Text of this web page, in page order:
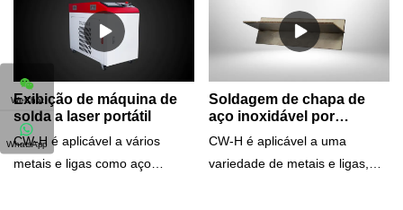
Exibição de máquina de
solda a laser portátil
CW-H é aplicável a vários
metais e ligas como aço
Soldagem de chapa de
aço inoxidável por
soldador a laser portátil
CW-H é aplicável a uma
variedade de metais e ligas,
WeChat
WhatsApp